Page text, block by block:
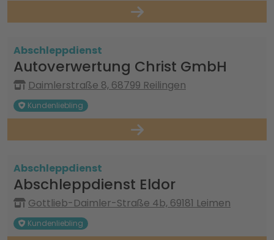
Abschleppdienst
Autoverwertung Christ GmbH
Daimlerstraße 8, 68799 Reilingen
Kundenliebling
Abschleppdienst
Abschleppdienst Eldor
Gottlieb-Daimler-Straße 4b, 69181 Leimen
Kundenliebling